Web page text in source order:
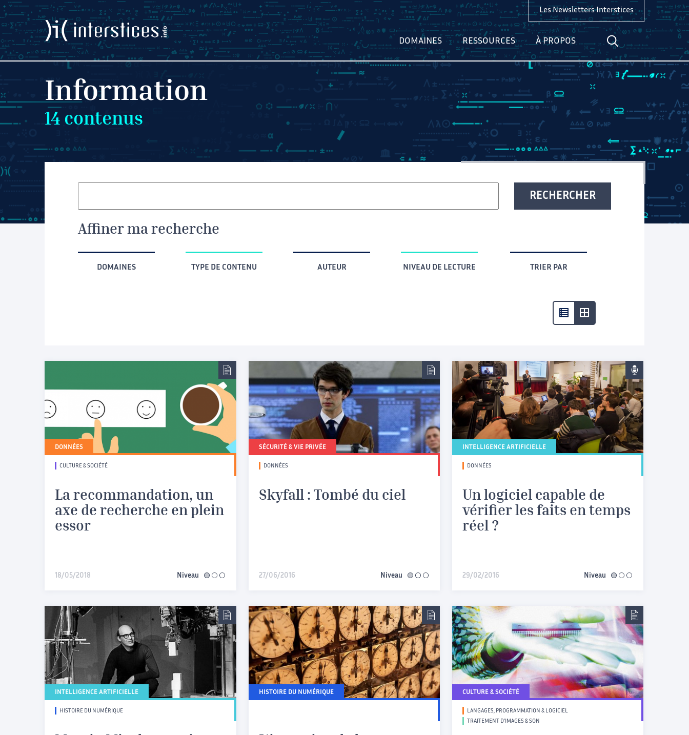
DOMAINES RESSOURCES À PROPOS
Les Newsletters Interstices
Information
14 contenus
RECHERCHER
Affiner ma recherche
DOMAINES TYPE DE CONTENU AUTEUR NIVEAU DE LECTURE TRIER PAR
DONNÉES
CULTURE & SOCIÉTÉ
La recommandation, un
axe de recherche en plein
essor
18/05/2018 Niveau facile
SÉCURITÉ & VIE PRIVÉE
DONNÉES
Skyfall : Tombé du ciel
27/06/2016 Niveau facile
INTELLIGENCE ARTIFICIELLE
DONNÉES
Un logiciel capable de
vérifier les faits en temps
réel ?
29/02/2016 Niveau facile
INTELLIGENCE ARTIFICIELLE
HISTOIRE DU NUMÉRIQUE
HISTOIRE DU NUMÉRIQUE CULTURE & SOCIÉTÉ
LANGAGES, PROGRAMMATION & LOGICIEL
TRAITEMENT D’IMAGES & SON